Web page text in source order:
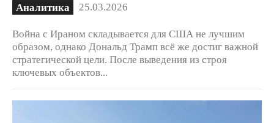
Аналитика 25.03.2026
Война с Ираном складывается для США не лучшим
образом, однако Дональд Трамп всё же достиг важной
стратегической цели. После выведения из строя
ключевых объектов...